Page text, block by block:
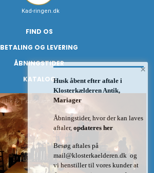
Kad-ringen.dk
FIND OS
BETALING OG LEVERING
ÅBNINGSTIDER
KATALOG
×
Husk åbent efter aftale i
Klosterkælderen Antik,
Mariager
Åbningstider, hvor der kan laves
aftaler, opdateres her
Besøg aftales på
mail@klosterkaelderen.dk og
vi henstiller til vores kunder at